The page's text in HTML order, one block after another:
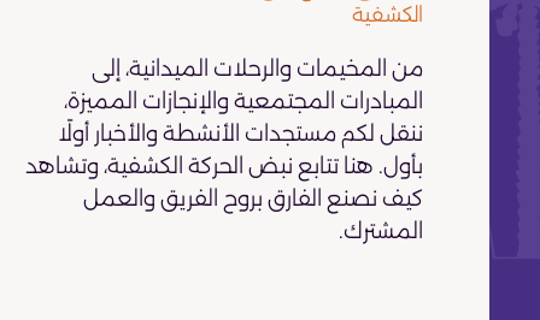
الكشفية
من المخيمات والرحلات الميدانية، إلى
المبادرات المجتمعية والإنجازات المميزة،
ننقل لكم مستجدات الأنشطة والأخبار أولًا
بأول. هنا تتابع نبض الحركة الكشفية، وتشاهد
كيف نصنع الفارق بروح الفريق والعمل
المشترك.